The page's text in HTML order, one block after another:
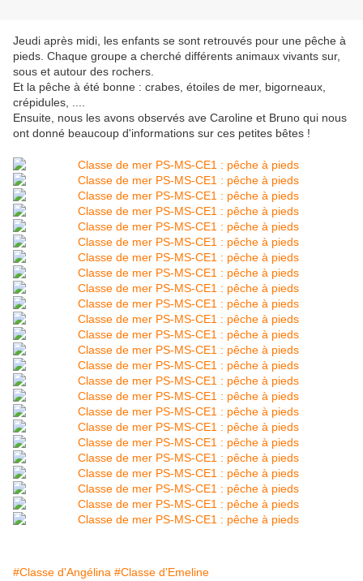
Jeudi après midi, les enfants se sont retrouvés pour une pêche à
pieds. Chaque groupe a cherché différents animaux vivants sur,
sous et autour des rochers.
Et la pêche à été bonne : crabes, étoiles de mer, bigorneaux,
crépidules, ....
Ensuite, nous les avons observés ave Caroline et Bruno qui nous
ont donné beaucoup d'informations sur ces petites bêtes !
#Classe d'Angélina #Classe d'Emeline